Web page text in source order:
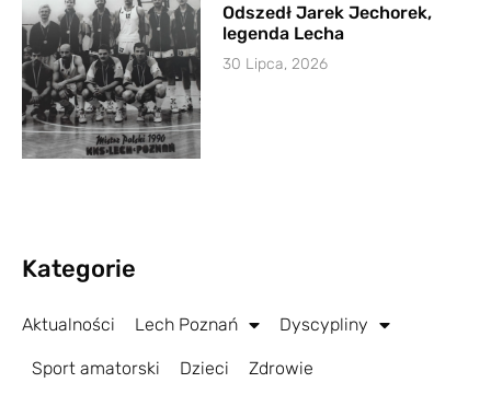
Odszedł Jarek Jechorek,
legenda Lecha
30 Lipca, 2026
Kategorie
Aktualności Lech Poznań Dyscypliny
Sport amatorski Dzieci Zdrowie